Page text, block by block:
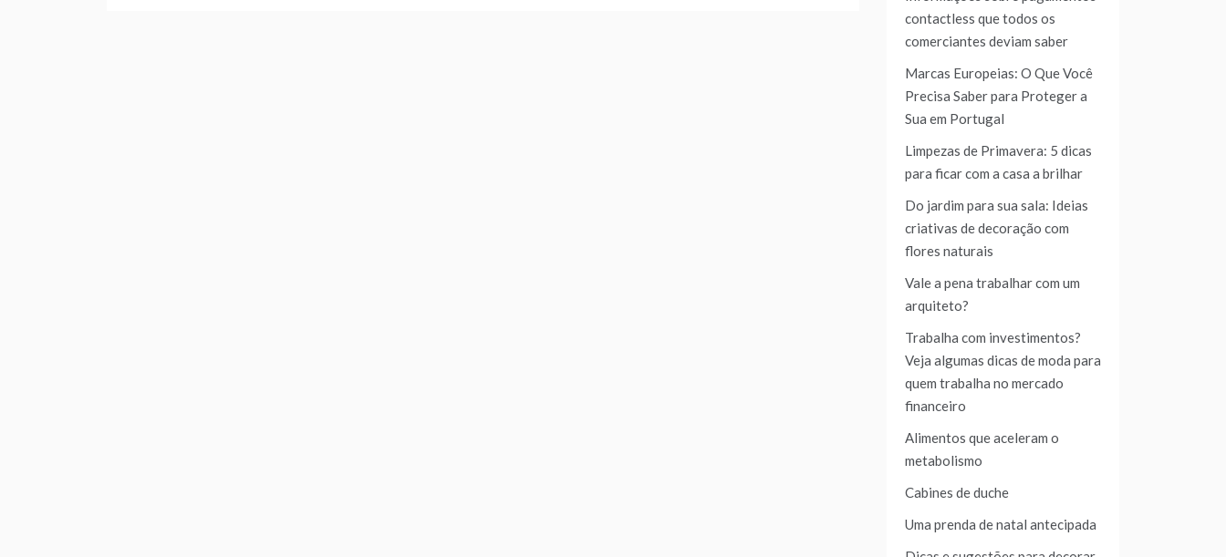
contactless que todos os
comerciantes deviam saber
Marcas Europeias: O Que Você
Precisa Saber para Proteger a
Sua em Portugal
Limpezas de Primavera: 5 dicas
para ficar com a casa a brilhar
Do jardim para sua sala: Ideias
criativas de decoração com
flores naturais
Vale a pena trabalhar com um
arquiteto?
Trabalha com investimentos?
Veja algumas dicas de moda para
quem trabalha no mercado
financeiro
Alimentos que aceleram o
metabolismo
Cabines de duche
Uma prenda de natal antecipada